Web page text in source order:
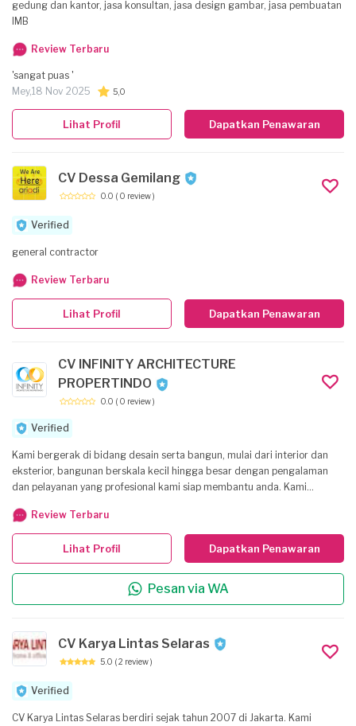
gedung dan kantor, jasa konsultan, jasa design gambar, jasa pembuatan
IMB
Review Terbaru
'sangat puas '
Mey,18 Nov 2025 5,0
Dapatkan Penawaran
Lihat Profil
CV Dessa Gemilang
0.0 ( 0 review )
Verified
general contractor
Review Terbaru
Dapatkan Penawaran
Lihat Profil
CV INFINITY ARCHITECTURE
PROPERTINDO
0.0 ( 0 review )
Verified
Kami bergerak di bidang desain serta bangun, mulai dari interior dan
eksterior, bangunan berskala kecil hingga besar dengan pengalaman
dan pelayanan yang profesional kami siap membantu anda. Kami
sempurna dengan harga yang terjangkau.
Review Terbaru
Dapatkan Penawaran
Pesan via WA
Lihat Profil
CV Karya Lintas Selaras
5.0 ( 2 review )
Verified
CV Karya Lintas Selaras berdiri sejak tahun 2007 di Jakarta. Kami